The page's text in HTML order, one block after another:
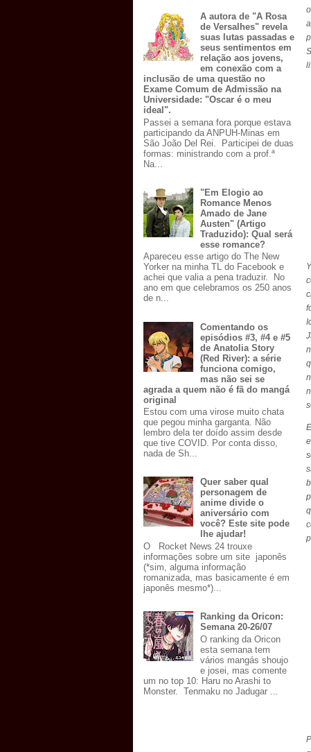
A autora de "A Rosa
de Versalhes" revela
suas lutas passadas e
seus sentimentos em
relação aos jovens,
em conexão com a
inclusão de uma questão no
Exame Comum de Admissão na
Universidade: "Oscar é o meu
ideal".
Passei a semana fora porque estava
participando da ANPUH-Minas em
São João Del Rei. Participei de duas
formas: ministrando com a prof.ª
Na...
"Em Elogio ao
Romance Menos
Amado de Jane
Austen" (Artigo
Traduzido): Qual será
esse romance?
Apareceu esse artigo do The New
Yorker na minha TL do Facebook e
achei que valia a pena traduzir. No
ano em que celebramos os 250 anos
de n...
Comentando os
episódios #3, #4 e #5
de Anatolia Story
(Red River): a série
funciona comigo,
mas não sei se
agrada a quem não é fã do mangá
original
Estou com uma virose muito chata
que pegou minha garganta. Não
lembro dela ter doído assim desde
que tive COVID. Por conta disso,
nada de Sh...
Quer saber qual
personagem de
anime divide o
aniversário com
você? Este site pode
lhe ajudar!
O Rocket News 24 trouxe
informações sobre um site japonês
(*sim, alguma informação
romanizada, mas basicamente é em
japonês mesmo*)...
Ranking da Oricon:
Semana 20-26/07
O ranking da Oricon
esta semana tem
vários mangás shoujo
e josei, mas comente
um no top 10: Haru no Arashi to
Monster. Tenmaku no Jadugar ...